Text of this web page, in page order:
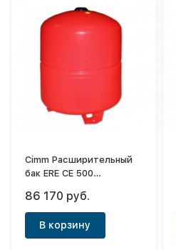
Cimm Расширительный
бак ERE CE 500
86 170 руб.
В корзину